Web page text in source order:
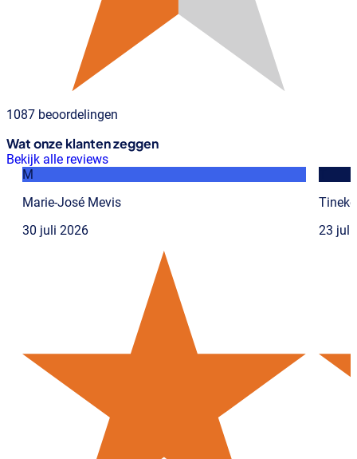
1087 beoordelingen
Wat onze klanten zeggen
Bekijk alle reviews
M
Marie-José Mevis
30 juli 2026
23 juli